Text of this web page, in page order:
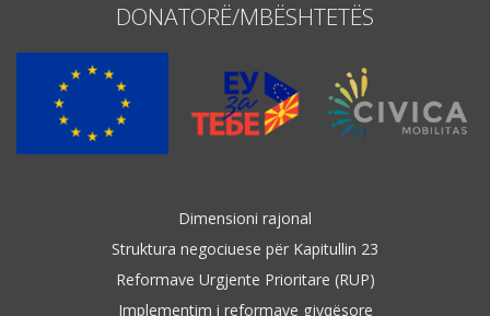
DONATORË/MBËSHTETËS
Dimensioni rajonal
Struktura negociuese për Kapitullin 23
Reformave Urgjente Prioritare (RUP)
Implementim i reformave gjyqësore